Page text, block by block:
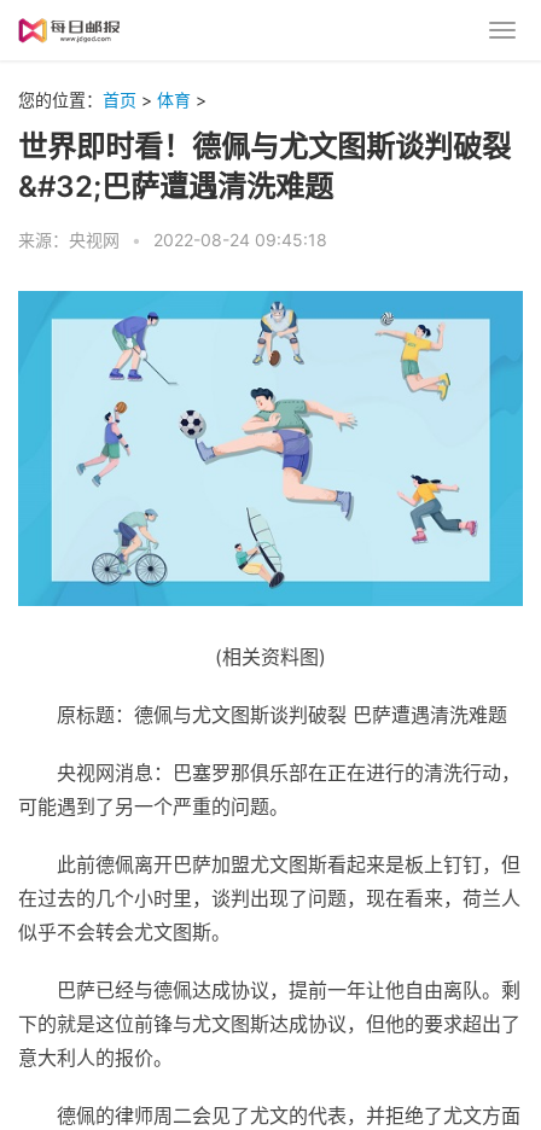
您的位置： 首页 > 体育 >
世界即时看！德佩与尤文图斯谈判破裂
&#32;巴萨遭遇清洗难题
来源：央视网 • 2022-08-24 09:45:18
(相关资料图)
原标题：德佩与尤文图斯谈判破裂 巴萨遭遇清洗难题
央视网消息：巴塞罗那俱乐部在正在进行的清洗行动，
可能遇到了另一个严重的问题。
此前德佩离开巴萨加盟尤文图斯看起来是板上钉钉，但
在过去的几个小时里，谈判出现了问题，现在看来，荷兰人
似乎不会转会尤文图斯。
巴萨已经与德佩达成协议，提前一年让他自由离队。剩
下的就是这位前锋与尤文图斯达成协议，但他的要求超出了
意大利人的报价。
德佩的律师周二会见了尤文的代表，并拒绝了尤文方面